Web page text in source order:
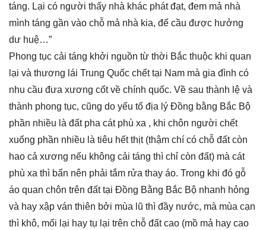
táng. Lại có người thấy nhà khác phát đạt, đem mả nhà
mình táng gần vào chỗ mả nhà kia, để cầu được hưởng
dư huệ…”
Phong tục cải táng khởi nguồn từ thời Bắc thuộc khi quan
lại và thương lái Trung Quốc chết tại Nam mà gia đình có
nhu cầu đưa xương cốt về chính quốc. Về sau thành lệ và
thành phong tục, cũng do yếu tố địa lý Đồng bằng Bắc Bộ
phần nhiều là đất pha cát phù xa , khi chôn người chết
xuống phần nhiều là tiêu hết thịt (thậm chí có chỗ đất còn
hao cả xương nếu không cải táng thì chỉ còn đất) mà cát
phù xa thì bẩn nên phải tắm rửa thay áo. Trong khi đó gỗ
áo quan chôn trên đất tại Đồng Bằng Bắc Bộ nhanh hỏng
và hay xập ván thiên bởi mùa lũ thì đầy nước, mà mùa cạn
thì khô, mối lại hay tụ lại trên chỗ đất cao (mồ mả hay cao